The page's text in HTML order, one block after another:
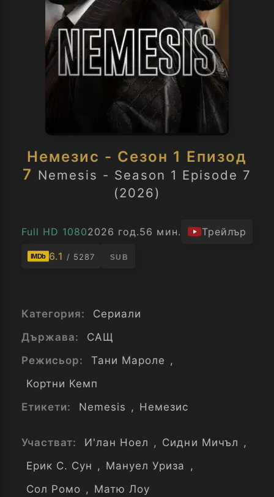
Немезис - Сезон 1 Епизод
7 Nemesis - Season 1 Episode 7
(2026)
Full HD 10802026 год.56 мин. Трейлър
IMDb 6.1 / 5287 SUB
Категория:
Сериали
Държава:
САЩ
Режисьор:
Тани Мароле ,
Кортни Кемп
Етикети:
Nemesis , Немезис
Участват: И'лан Ноел , Сидни Мичъл ,
Ерик С. Сун , Мануел Уриза ,
Сол Ромо , Матю Лоу